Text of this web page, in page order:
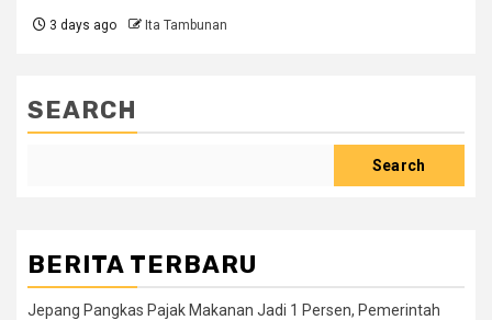
3 days ago Ita Tambunan
SEARCH
Search
BERITA TERBARU
Jepang Pangkas Pajak Makanan Jadi 1 Persen, Pemerintah